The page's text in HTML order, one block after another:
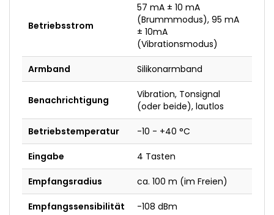
Betriebsstrom
57 mA ± 10 mA
(Brummmodus), 95 mA
± 10mA
(Vibrationsmodus)
Armband Silikonarmband
Benachrichtigung
Vibration, Tonsignal
(oder beide), lautlos
Betriebstemperatur -10 - +40 °C
Eingabe 4 Tasten
Empfangsradius ca. 100 m (im Freien)
Empfangssensibilität -108 dBm